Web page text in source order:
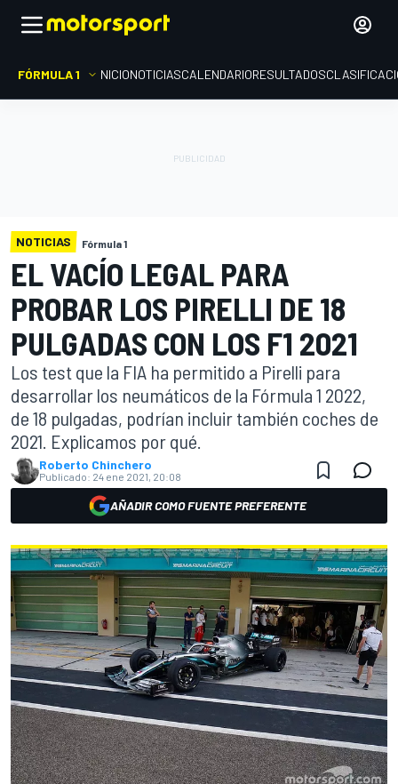
FÓRMULA 1 INICIONOTICIASCALENDARIORESULTADOS
NOTICIAS Fórmula 1
EL VACÍO LEGAL PARA
PROBAR LOS PIRELLI DE 18
PULGADAS CON LOS F1 2021
Los test que la FIA ha permitido a Pirelli para
desarrollar los neumáticos de la Fórmula 1 2022,
de 18 pulgadas, podrían incluir también coches de
2021. Explicamos por qué.
Roberto Chinchero
Publicado: 24 ene 2021, 20:08
AÑADIR COMO FUENTE PREFERENTE